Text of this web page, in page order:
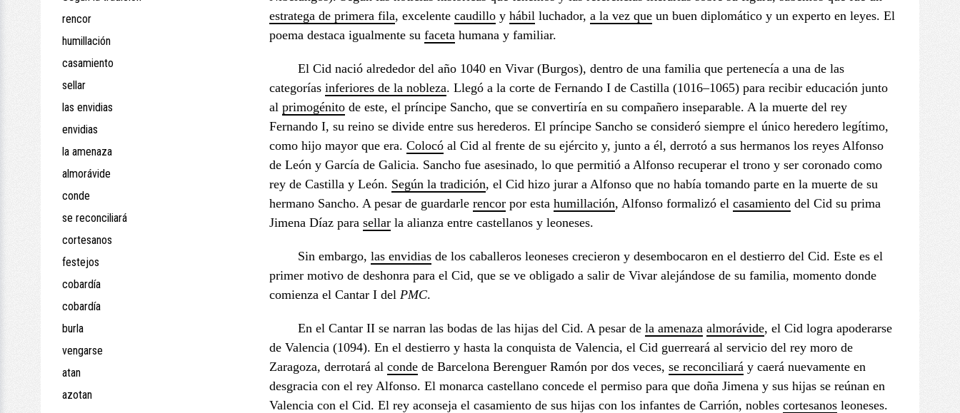
rencor
humillación
casamiento
sellar
las envidias
envidias
la amenaza
almorávide
conde
se reconciliará
cortesanos
festejos
cobardía
cobardía
burla
vengarse
atan
azotan
estratega de primera fila, excelente caudillo y hábil luchador, a la vez que un buen diplomático y un experto en leyes. El
poema destaca igualmente su faceta humana y familiar.
El Cid nació alrededor del año 1040 en Vivar (Burgos), dentro de una familia que pertenecía a una de las
categorías inferiores de la nobleza. Llegó a la corte de Fernando I de Castilla (1016–1065) para recibir educación junto
al primogénito de este, el príncipe Sancho, que se convertiría en su compañero inseparable. A la muerte del rey
Fernando I, su reino se divide entre sus herederos. El príncipe Sancho se consideró siempre el único heredero legítimo,
como hijo mayor que era. Colocó al Cid al frente de su ejército y, junto a él, derrotó a sus hermanos los reyes Alfonso
de León y García de Galicia. Sancho fue asesinado, lo que permitió a Alfonso recuperar el trono y ser coronado como
rey de Castilla y León. Según la tradición, el Cid hizo jurar a Alfonso que no había tomando parte en la muerte de su
hermano Sancho. A pesar de guardarle rencor por esta humillación, Alfonso formalizó el casamiento del Cid su prima
Jimena Díaz para sellar la alianza entre castellanos y leoneses.
Sin embargo, las envidias de los caballeros leoneses crecieron y desembocaron en el destierro del Cid. Este es el
primer motivo de deshonra para el Cid, que se ve obligado a salir de Vivar alejándose de su familia, momento donde
comienza el Cantar I del PMC.
En el Cantar II se narran las bodas de las hijas del Cid. A pesar de la amenaza almorávide, el Cid logra apoderarse
de Valencia (1094). En el destierro y hasta la conquista de Valencia, el Cid guerreará al servicio del rey moro de
Zaragoza, derrotará al conde de Barcelona Berenguer Ramón por dos veces, se reconciliará y caerá nuevamente en
desgracia con el rey Alfonso. El monarca castellano concede el permiso para que doña Jimena y sus hijas se reúnan en
Valencia con el Cid. El rey aconseja el casamiento de sus hijas con los infantes de Carrión, nobles cortesanos leoneses.